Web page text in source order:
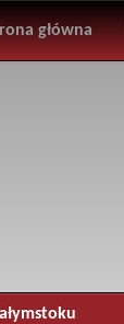
główna